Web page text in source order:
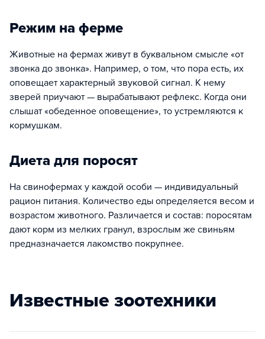
Режим на ферме
Животные на фермах живут в буквальном смысле «от
звонка до звонка». Например, о том, что пора есть, их
оповещает характерный звуковой сигнал. К нему
зверей приучают — вырабатывают рефлекс. Когда они
слышат «обеденное оповещение», то устремляются к
кормушкам.
Диета для поросят
На свинофермах у каждой особи — индивидуальный
рацион питания. Количество еды определяется весом и
возрастом животного. Различается и состав: поросятам
дают корм из мелких гранул, взрослым же свиньям
предназначается лакомство покрупнее.
Известные зоотехники